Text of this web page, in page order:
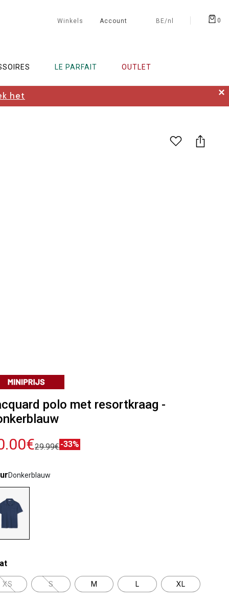
Winkels Account BE/nl 0
LE PARFAIT OUTLET
het ✕
polo met resortkraag -
29.99€-33%
Donkerblauw
XS S M L XL